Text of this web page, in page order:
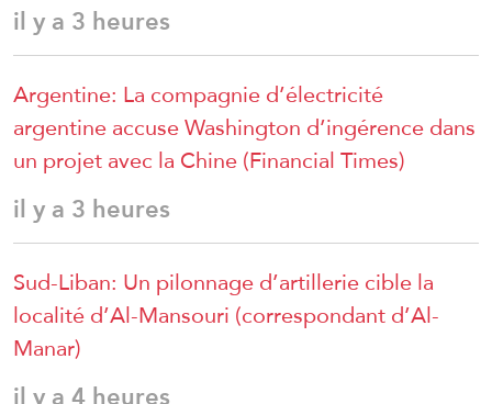
il y a 3 heures
Argentine: La compagnie d’électricité
argentine accuse Washington d’ingérence dans
un projet avec la Chine (Financial Times)
il y a 3 heures
Sud-Liban: Un pilonnage d’artillerie cible la
localité d’Al-Mansouri (correspondant d’Al-
Manar)